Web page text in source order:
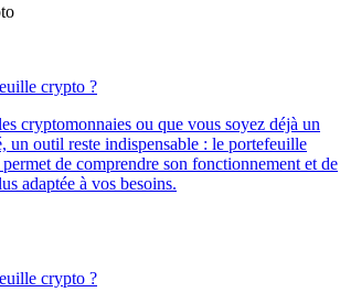
crypto ?
cryptomonnaies ou que vous soyez déjà un
un outil reste indispensable : le portefeuille
de comprendre son fonctionnement et de
adaptée à vos besoins.
crypto ?